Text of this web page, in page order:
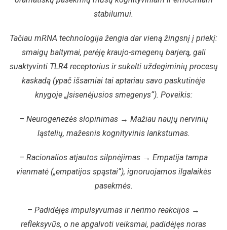
stabilumui.
Tačiau mRNA technologija žengia dar vieną žingsnį į priekį:
smaigų baltymai, perėję kraujo-smegenų barjerą, gali
suaktyvinti TLR4 receptorius ir sukelti uždegiminių procesų
kaskadą (ypač išsamiai tai aptariau savo paskutinėje
knygoje „Įsisenėjusios smegenys“). Poveikis:
– Neurogenezės slopinimas → Mažiau naujų nervinių
ląstelių, mažesnis kognityvinis lankstumas.
– Racionalios atjautos silpnėjimas → Empatija tampa
vienmatė („empatijos spąstai“), ignoruojamos ilgalaikės
pasekmės.
– Padidėjęs impulsyvumas ir nerimo reakcijos →
refleksyvūs, o ne apgalvoti veiksmai, padidėjęs noras